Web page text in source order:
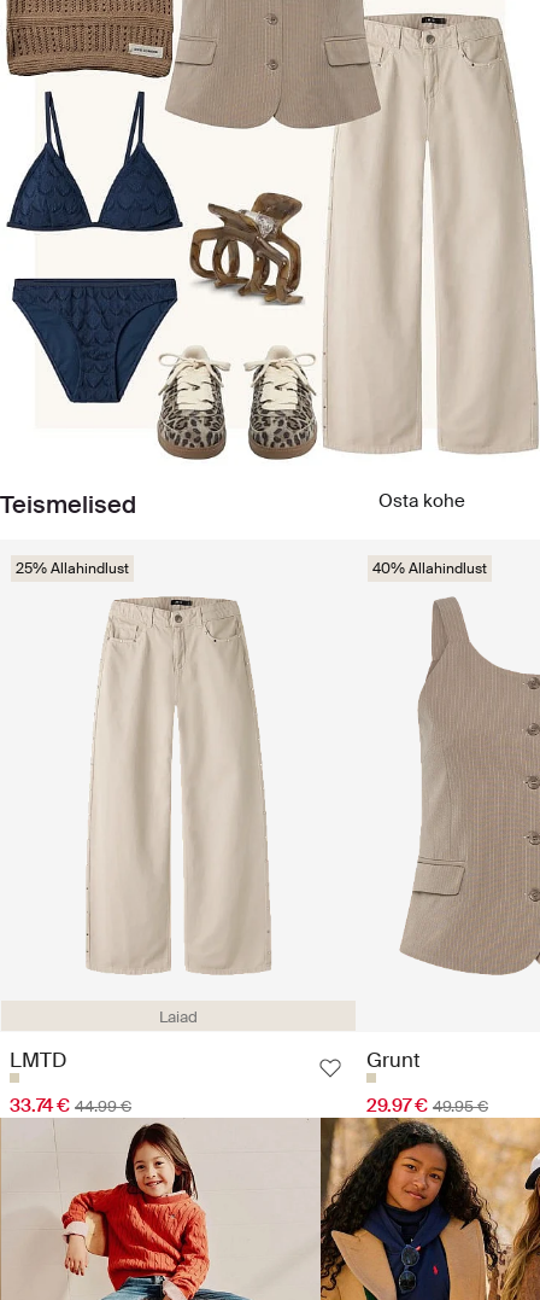
Teismelised Osta kohe
Laiad
25% Allahindlust
LMTD
33.74 € 44.99 €
40% Allahindlust
Grunt
29.97 € 49.95 €